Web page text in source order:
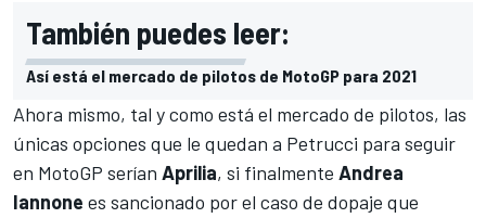
También puedes leer:
Así está el mercado de pilotos de MotoGP para 2021
Ahora mismo, tal y como está el mercado de pilotos, las
únicas opciones que le quedan a Petrucci para seguir
en MotoGP serían Aprilia, si finalmente Andrea
Iannone es sancionado por el caso de dopaje que